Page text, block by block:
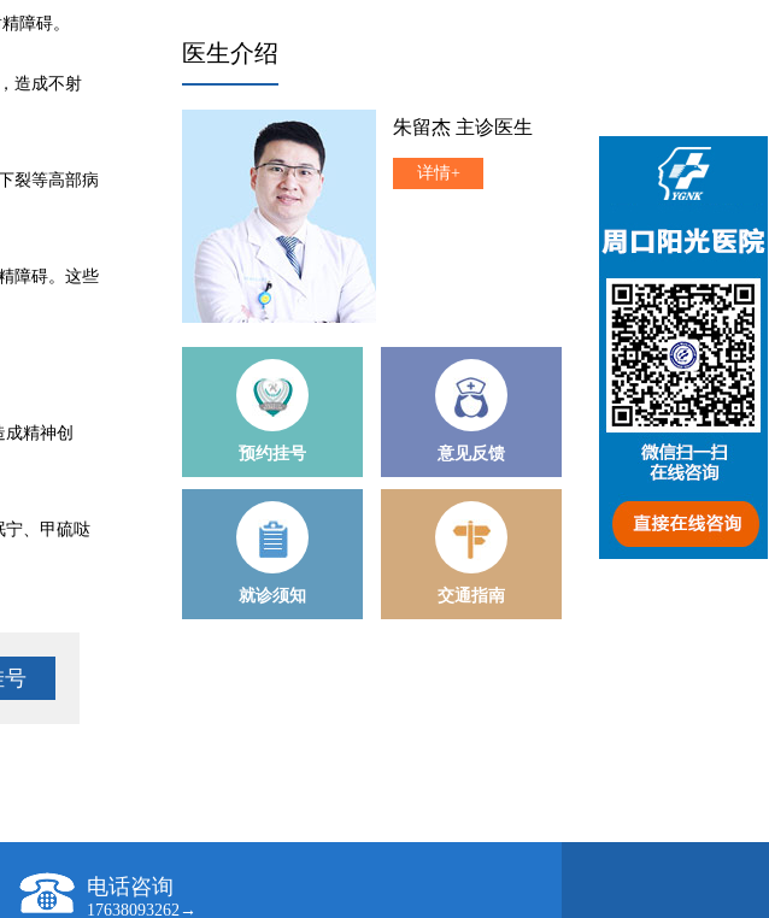
障碍。
造成不射
裂等高部病
障碍。这些
精神创
、甲硫哒
号
医生介绍
朱留杰 主诊医生
详情+
预约挂号 意见反馈
就诊须知 交通指南
电话咨询
17638093262→